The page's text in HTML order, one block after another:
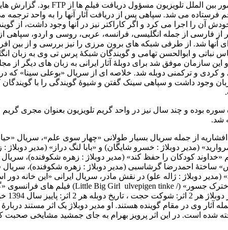
بین الملل تلویزیون مسؤول دریافت فیلم ها از FTP بود. گزارش
می شد. سپاهی پس از دریافت آثار آنها را به واحد ترجمه
آن را اجرا می کرد و اگر کاراکتر نیز در آنها وجود داشت، از
از فارسی از جمله انگلیسی، فرانسه، عربی، روسی و اردو، سپاهی
شد. از طرفی شبکه های برون مرزی را نیز بررسی و از بین
نباتی و ابوالحسن تهامی و گویندگان شبکۀ پرس تی وی به زبان
سازمان موفق شد برای دوبلۀ آثار ایرانی به زبان های دیگر از
آثاری بود که به هر 3 زبان عربی و کردی و ترکمنی دوبله شد. خلاصه ای از سریال «بوعلی
وجود داشت و سپاهی سینک گفتن و شیوۀ گویندگی را با
بوده و چند سال نیز در واحد گریم تلویزیون بعنوان مجری
افشاریه از جمله سریال بسیار طولانی «چهار سوی علم»، سریال
(مدیر دوبلاژ : خسرو شایگان) و «بابا لنگ دراز» (مدیر دوبلاژ :
«خداوند کودکان را حفظ کند» (مدیر دوبلاژ : زهره شکوفنده)،
ساختۀ احمدرضا گرشاسبی (مدیر دوبلاژ : زهره شکوفنده)، سریال
کلاغ دریایی» (مدیر دوبلاژ : ژاله علو) در نقش مادر، سریال ایرانی «این
جسور» (ulvepigen tinke /
Little Big Girl) فیلم های فرانسوی
آثار وی در مقام گوینده هستند. او مدیر دوبلاژ یک اثر مستند
و اوخر دهۀ 70 خورشیدی ساخته شده است. در این اثر پرویز بهرام به جای جمشید